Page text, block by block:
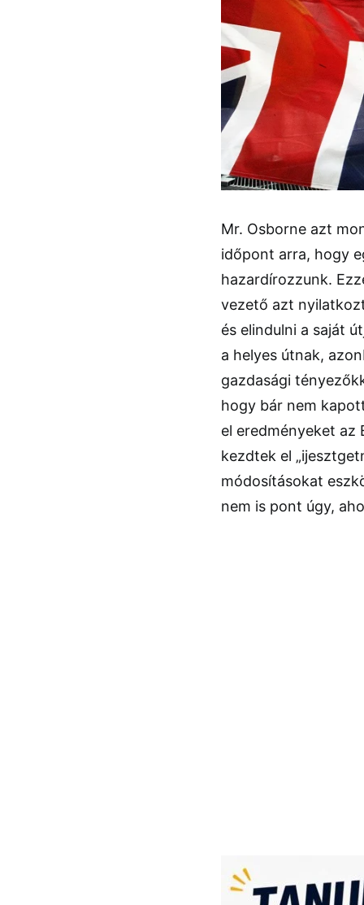
Mr. Osborne azt
időpont arra, hogy
hazardírozzunk.
vezető azt
és elindulni a saját
a helyes útnak,
gazdasági
hogy bár nem
el eredményeket az
kezdtek el
módosításokat
nem is pont úgy,